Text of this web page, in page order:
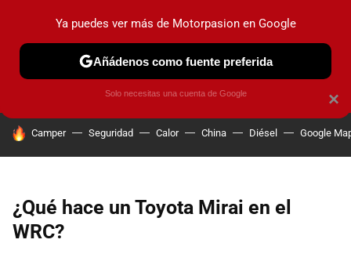
PRUEBAS COCHES ELÉCTRICOS OBSERVATORIO
HOY SE HABLA DE
Camper Seguridad Calor China Diésel Google
¿Qué hace un Toyota Mirai en el
WRC?
×
Ya puedes ver más de Motorpasion en Google
Añádenos como fuente preferida
Solo necesitas una cuenta de Google